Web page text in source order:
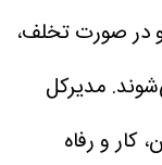
در صورت تخلف،
مدیرکل
کار و رفاه